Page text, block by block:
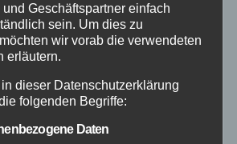
Geschäftspartner einfach
sein. Um dies zu
wir vorab die verwendeten
erläutern.
dieser Datenschutzerklärung
folgenden Begriffe:
Daten